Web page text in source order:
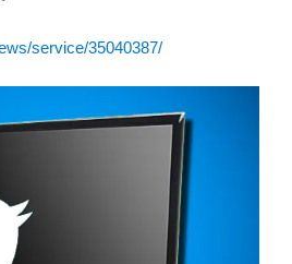
service/35040387/